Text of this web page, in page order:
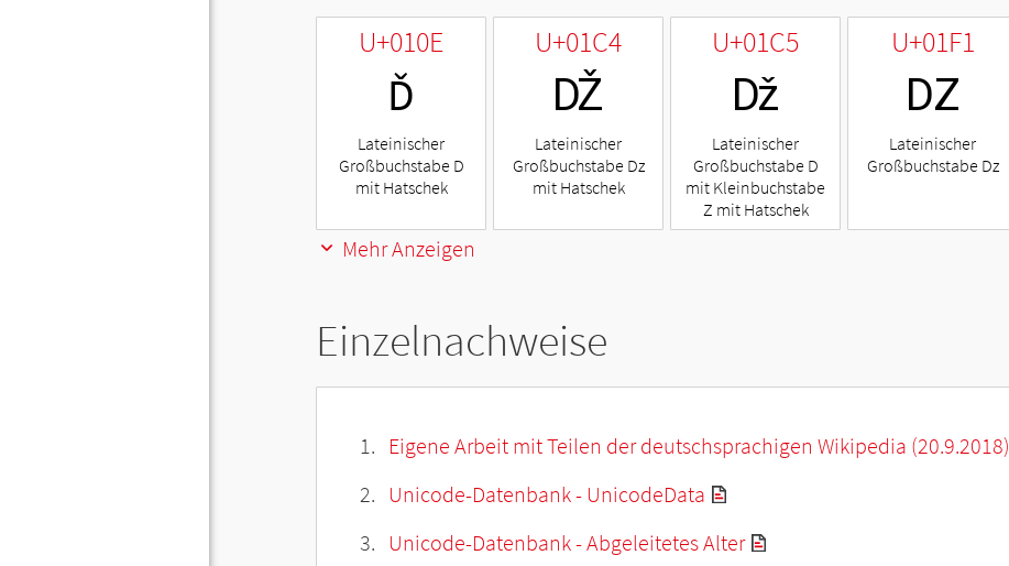
U+010E
Ď
Lateinischer
Großbuchstabe D
mit Hatschek
U+01C4
Ǆ
Lateinischer
Großbuchstabe Dz
mit Hatschek
U+01C5
ǅ
Lateinischer
Großbuchstabe D
mit Kleinbuchstabe
Z mit Hatschek
U+01F1
Ǳ
Lateinischer
Großbuchstabe Dz
Mehr Anzeigen
Einzelnachweise
Eigene Arbeit mit Teilen der deutschsprachigen Wikipedia (20.9.2018)
Unicode-Datenbank - UnicodeData
Unicode-Datenbank - Abgeleitetes Alter